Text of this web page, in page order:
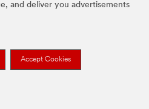
and deliver you advertisements
Accept Cookies